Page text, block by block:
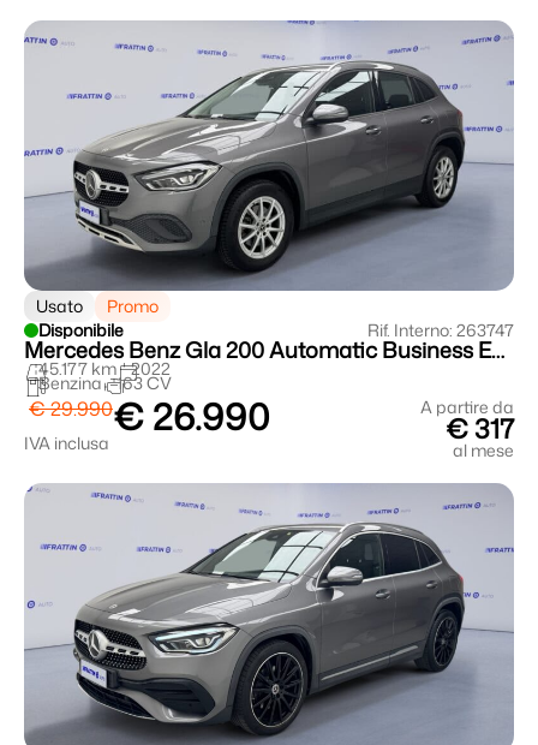
Usato
Promo
Disponibile
Rif. Interno: 263747
Mercedes Benz Gla 200 Automatic Business Extra
45.177 km 2022
Benzina 163 CV
€ 26.990
€ 29.990
IVA inclusa
A partire da
€ 317
al mese